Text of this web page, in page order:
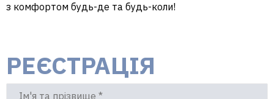
з комфортом будь-де та будь-коли!
РЕЄСТРАЦІЯ